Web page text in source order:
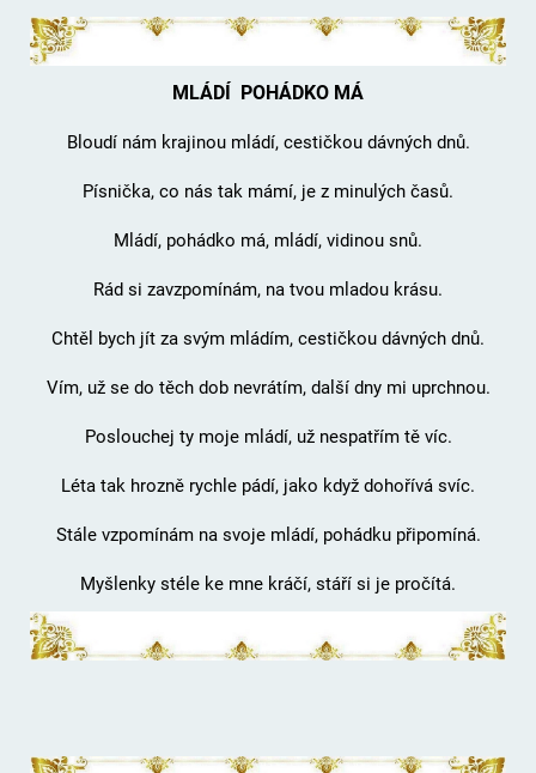
MLÁDÍ POHÁDKO MÁ
Bloudí nám krajinou mládí, cestičkou dávných dnů.
Písnička, co nás tak mámí, je z minulých časů.
Mládí, pohádko má, mládí, vidinou snů.
Rád si zavzpomínám, na tvou mladou krásu.
Chtěl bych jít za svým mládím, cestičkou dávných dnů.
Vím, už se do těch dob nevrátím, další dny mi uprchnou.
Poslouchej ty moje mládí, už nespatřím tě víc.
Léta tak hrozně rychle pádí, jako když dohořívá svíc.
Stále vzpomínám na svoje mládí, pohádku připomíná.
Myšlenky stéle ke mne kráčí, stáří si je pročítá.